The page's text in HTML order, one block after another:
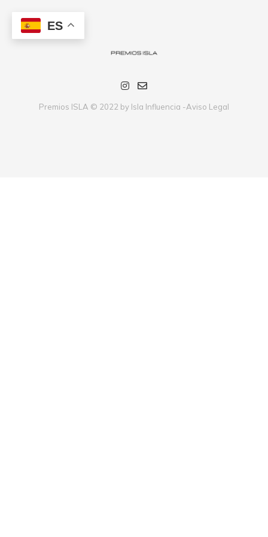
Premios ISLA © 2022 by Isla Influencia -Aviso Legal
ES